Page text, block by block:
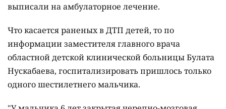
выписали на амбулаторное лечение.
Что касается раненых в ДТП детей, то по
информации заместителя главного врача
областной детской клинической больницы Булата
Нускабаева, госпитализировать пришлось только
одного шестилетнего мальчика.